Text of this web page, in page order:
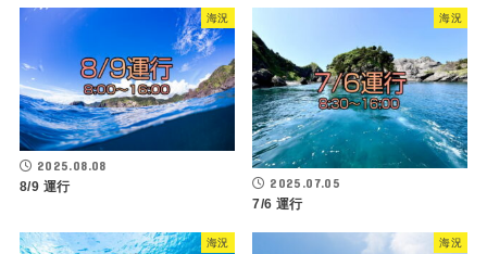
海況
2025.08.08
8/9 運行
海況
2025.07.05
7/6 運行
海況 海況